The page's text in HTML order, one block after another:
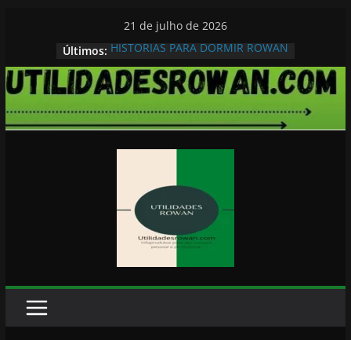
conteúdo
21 de julho de 2026
Últimos: HISTORIAS PARA DORMIR ROWAN